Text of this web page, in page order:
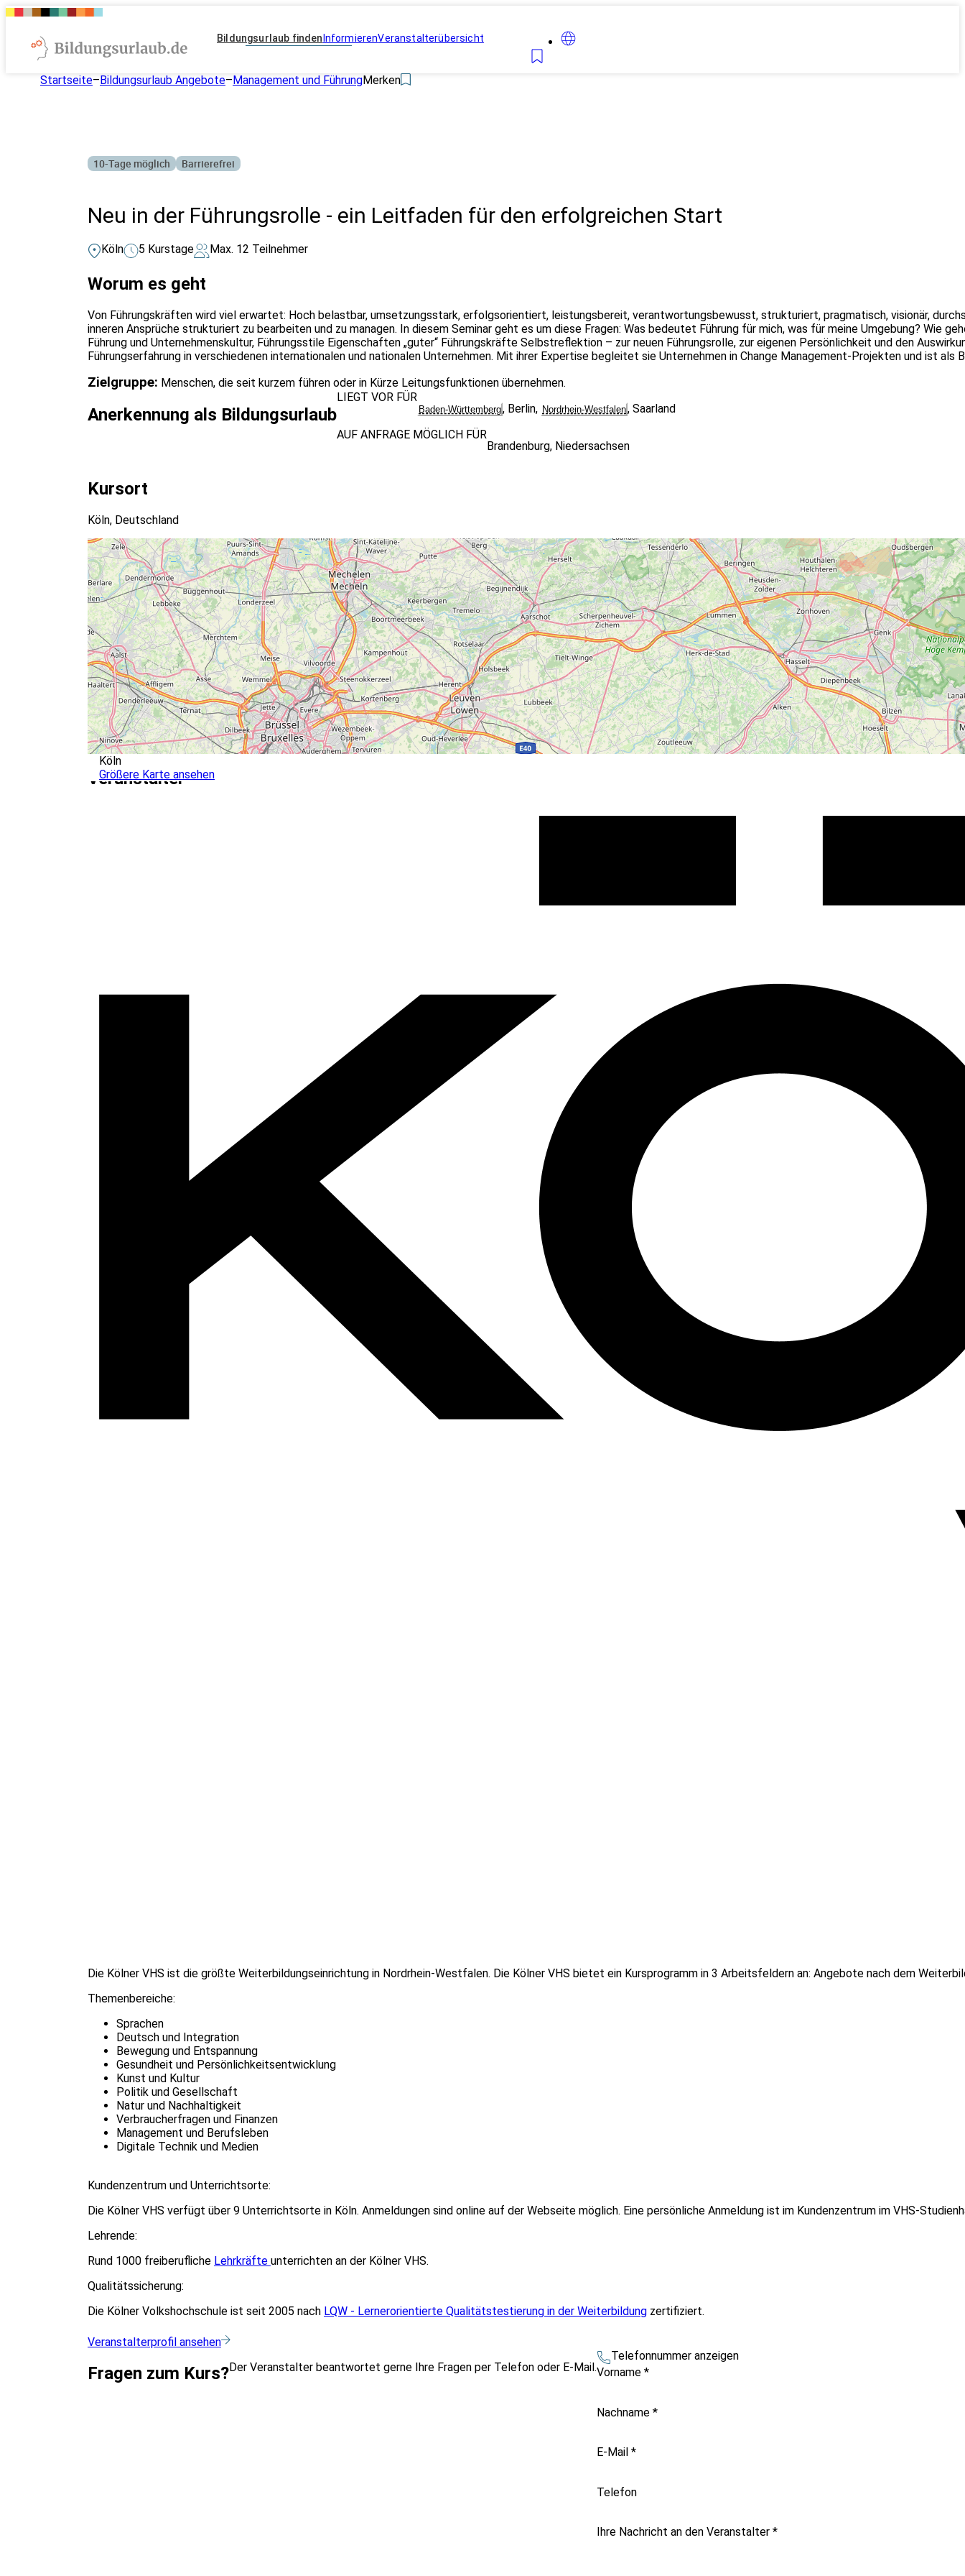
Bildungsurlaub finden InformierenVeranstalterübersicht
Startseite–Bildungsurlaub Angebote–Management und FührungMerken
10-Tage möglich Barrierefrei
Neu in der Führungsrolle - ein Leitfaden für den erfolgreichen Start
Köln 5 Kurstage Max. 12 Teilnehmer
Worum es geht
Von Führungskräften wird viel erwartet: Hoch belastbar, umsetzungsstark, erfolgsorientiert, leistungsbereit, verantwortungsbewusst, strukturiert, pragmatisch, visionär,
inneren Ansprüche strukturiert zu bearbeiten und zu managen. In diesem Seminar geht es um diese Fragen: Was bedeutet Führung für mich, was für meine Umgebung?
Führung und Unternehmenskultur, Führungsstile Eigenschaften „guter“ Führungskräfte Selbstreflektion – zur neuen Führungsrolle, zur eigenen Persönlichkeit und den
Führungserfahrung in verschiedenen internationalen und nationalen Unternehmen. Mit ihrer Expertise begleitet sie Unternehmen in Change Management-Projekten und ist
Zielgruppe: Menschen, die seit kurzem führen oder in Kürze Leitungsfunktionen übernehmen.
Anerkennung als Bildungsurlaub
LIEGT VOR FÜR
Baden-Württemberg, Berlin, Nordrhein-Westfalen, Saarland
AUF ANFRAGE MÖGLICH FÜR
Brandenburg, Niedersachsen
Kursort
Köln, Deutschland
Köln
Größere Karte ansehen
Veranstalter
Die Kölner VHS ist die größte Weiterbildungseinrichtung in Nordrhein-Westfalen. Die Kölner VHS bietet ein Kursprogramm in 3 Arbeitsfeldern an: Angebote nach dem
Themenbereiche:
Sprachen
Deutsch und Integration
Bewegung und Entspannung
Gesundheit und Persönlichkeitsentwicklung
Kunst und Kultur
Politik und Gesellschaft
Natur und Nachhaltigkeit
Verbraucherfragen und Finanzen
Management und Berufsleben
Digitale Technik und Medien
Kundenzentrum und Unterrichtsorte:
Die Kölner VHS verfügt über 9 Unterrichtsorte in Köln. Anmeldungen sind online auf der Webseite möglich. Eine persönliche Anmeldung ist im Kundenzentrum im VHS-
Lehrende:
Rund 1000 freiberufliche Lehrkräfte unterrichten an der Kölner VHS.
Qualitätssicherung:
Die Kölner Volkshochschule ist seit 2005 nach LQW - Lernerorientierte Qualitätstestierung in der Weiterbildung zertifiziert.
Veranstalterprofil ansehen
Fragen zum Kurs?Der Veranstalter beantwortet gerne Ihre Fragen per Telefon oder E-Mail.
Telefonnummer anzeigen
Vorname *
Nachname *
E-Mail *
Telefon
Ihre Nachricht an den Veranstalter *